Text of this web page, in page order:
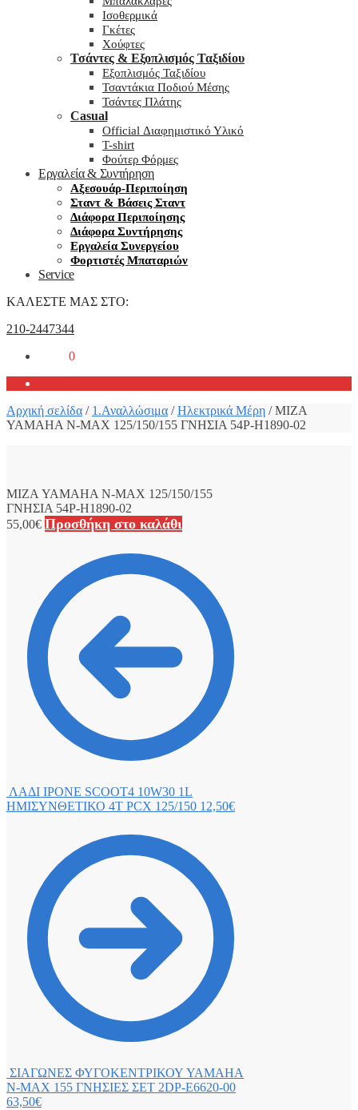
Ισοθερμικά
Γκέτες
Χούφτες
Τσάντες & Εξοπλισμός Ταξιδίου
Εξοπλισμός Ταξιδίου
Τσαντάκια Ποδιού Μέσης
Τσάντες Πλάτης
Casual
Official Διαφημιστικό Υλικό
T-shirt
Φούτερ Φόρμες
Εργαλεία & Συντήρηση
Αξεσουάρ-Περιποίηση
Σταντ & Βάσεις Σταντ
Διάφορα Περιποίησης
Διάφορα Συντήρησης
Εργαλεία Συνεργείου
Φορτιστές Μπαταριών
Service
ΚΑΛΕΣΤΕ ΜΑΣ ΣΤΟ:
210-2447344
0
Αρχική σελίδα / 1.Αναλλώσιμα /Ηλεκτρικά Μέρη /ΜΙΖΑ
YAMAHA N-MAX 125/150/155 ΓΝΗΣΙΑ 54P-H1890-02
ΜΙΖΑ YAMAHA N-MAX 125/150/155
ΓΝΗΣΙΑ 54P-H1890-02
55,00€ Προσθήκη στο καλάθι
ΛΑΔΙ IPONE SCOOT4 10W30 1L
ΗΜΙΣΥΝΘΕΤΙΚΟ 4T PCX 125/150 12,50€
ΣΙΑΓΩΝΕΣ ΦΥΓΟΚΕΝΤΡΙΚΟΥ YAMAHA
N-MAX 155 ΓΝΗΣΙΕΣ ΣΕΤ 2DP-E6620-00
63,50€